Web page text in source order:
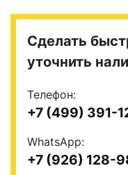
Сделать
уточнить
Телефон:
+7 (499) 391-
WhatsApp:
+7 (926) 128-